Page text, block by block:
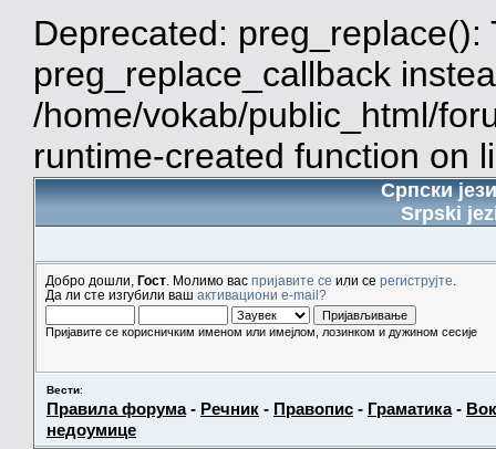
Deprecated:
preg_replace_callback
/home/vokab/public_html/
runtime-created function on
Српски
Srpski
Добро дошли, Гост . Молимо вас пријавите се или се региструјте
Да ли сте изгубили ваш активациони e-mail?
Пријавите се корисничким именом или имејлом, лозинком и дужином сесије
Вести:
Правила форума- Речник - Правопис - Граматика-
недоумице